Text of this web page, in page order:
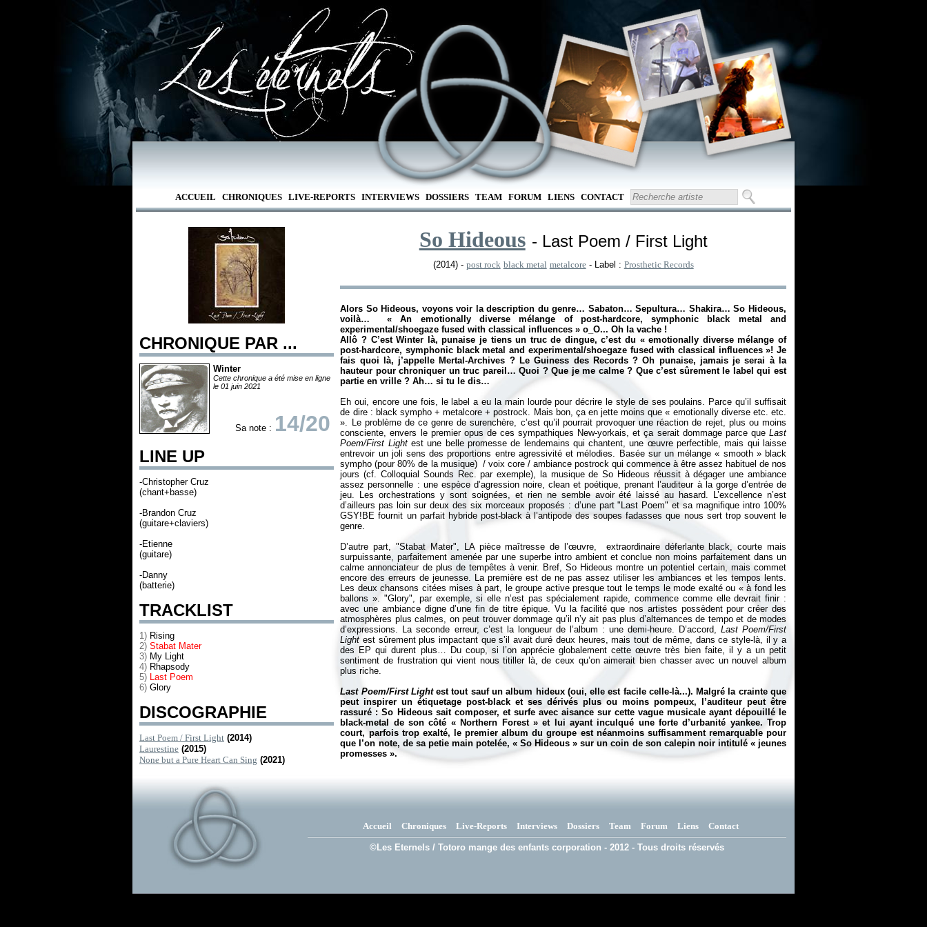
ACCUEIL CHRONIQUES LIVE-REPORTS INTERVIEWS DOSSIERS TEAM FORUM LIENS CONTACT
CHRONIQUE PAR ...
Winter
Cette chronique a été mise en ligne
le 01 juin 2021
Sa note : 14/20
LINE UP
-Christopher Cruz
(chant+basse)
-Brandon Cruz
(guitare+claviers)
-Etienne
(guitare)
-Danny
(batterie)
TRACKLIST
1) Rising
2) Stabat Mater
3) My Light
4) Rhapsody
5) Last Poem
6) Glory
DISCOGRAPHIE
Last Poem / First Light (2014)
Laurestine (2015)
None but a Pure Heart Can Sing (2021)
So Hideous - Last Poem / First Light
(2014) - post rock black metal metalcore - Label : Prosthetic Records
Alors So Hideous, voyons voir la description du genre… Sabaton… Sepultura… Shakira… So Hideous,
voilà… «An emotionally diverse mélange of post-hardcore, symphonic black metal and
experimental/shoegaze fused with classical influences» o_O... Oh la vache !
Allô ? C’est Winter là, punaise je tiens un truc de dingue, c’est du «emotionally diverse mélange of
post-hardcore, symphonic black metal and experimental/shoegaze fused with classical influences»! Je
fais quoi là, j’appelle Mertal-Archives ? Le Guiness des Records ? Oh punaise, jamais je serai à la
hauteur pour chroniquer un truc pareil… Quoi ? Que je me calme ? Que c’est sûrement le label qui est
partie en vrille ? Ah… si tu le dis…
Eh oui, encore une fois, le label a eu la main lourde pour décrire le style de ses poulains. Parce qu’il suffisait
de dire : black sympho + metalcore + postrock. Mais bon, ça en jette moins que « emotionally diverse etc. etc.
». Le problème de ce genre de surenchère, c’est qu’il pourrait provoquer une réaction de rejet, plus ou moins
consciente, envers le premier opus de ces sympathiques New-yorkais, et ça serait dommage parce que Last
Poem/First Lightest une belle promesse de lendemains qui chantent, une œuvre perfectible, mais qui laisse
entrevoir un joli sens des proportions entre agressivité et mélodies. Basée sur un mélange « smooth » black
sympho (pour 80% de la musique) / voix core / ambiance postrock qui commence à être assez habituel de nos
jours (cf. Colloquial Sounds Rec. par exemple), la musique de So Hideous réussit à dégager une ambiance
assez personnelle : une espèce d’agression noire, clean et poétique, prenant l’auditeur à la gorge d’entrée de
jeu. Les orchestrations y sont soignées, et rien ne semble avoir été laissé au hasard. L’excellence n’est
d’ailleurs pas loin sur deux des six morceaux proposés : d’une part "Last Poem" et sa magnifique intro 100%
GSY!BE fournit un parfait hybride post-black à l’antipode des soupes fadasses que nous sert trop souvent le
genre.
D’autre part, "Stabat Mater", LA pièce maîtresse de l’œuvre, extraordinaire déferlante black, courte mais
surpuissante, parfaitement amenée par une superbe intro ambient et conclue non moins parfaitement dans un
calme annonciateur de plus de tempêtes à venir. Bref, So Hideous montre un potentiel certain, mais commet
encore des erreurs de jeunesse. La première est de ne pas assez utiliser les ambiances et les tempos lents.
Les deux chansons citées mises à part, le groupe active presque tout le temps le mode exalté ou «à fond les
ballons». "Glory", par exemple, si elle n’est pas spécialement rapide, commence comme elle devrait finir :
avec une ambiance digne d’une fin de titre épique. Vu la facilité que nos artistes possèdent pour créer des
atmosphères plus calmes, on peut trouver dommage qu’il n’y ait pas plus d’alternances de tempo et de modes
d’expressions. La seconde erreur, c’est la longueur de l’album : une demi-heure. D’accord, Last Poem/First
Lightest sûrement plus impactant que s’il avait duré deux heures, mais tout de même, dans ce style-là, il y a
des EP qui durent plus… Du coup, si l’on apprécie globalement cette œuvre très bien faite, il y a un petit
sentiment de frustration qui vient nous titiller là, de ceux qu’on aimerait bien chasser avec un nouvel album
plus riche.
Last Poem/First Lightest tout sauf un album hideux (oui, elle est facile celle-là...). Malgré la crainte que
peut inspirer un étiquetage post-black et ses dérivés plus ou moins pompeux, l’auditeur peut être
rassuré : So Hideous sait composer, et surfe avec aisance sur cette vague musicale ayant dépouillé le
black-metal de son côté « Northern Forest » et lui ayant inculqué une forte d’urbanité yankee. Trop
court, parfois trop exalté, le premier album du groupe est néanmoins suffisamment remarquable pour
que l’on note, de sa petie main potelée, «So Hideous» sur un coin de son calepin noir intitulé « jeunes
promesses».
Accueil Chroniques Live-Reports Interviews Dossiers Team Forum Liens Contact
©Les Eternels / Totoro mange des enfants corporation - 2012 - Tous droits réservés